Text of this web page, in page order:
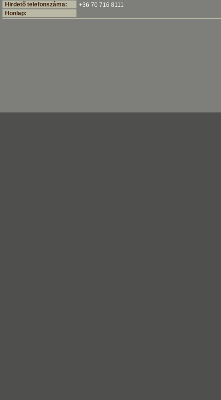
Hirdető telefonszáma:
+36 70 716 8111
Honlap:
-